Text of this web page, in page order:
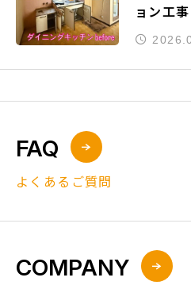
ョン工
完了』
FAQ
よくあるご質問
COMPANY